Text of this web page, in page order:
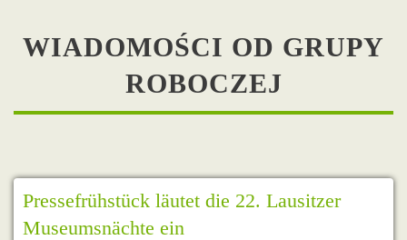
WIADOMOŚCI OD GRUPY
ROBOCZEJ
Pressefrühstück läutet die 22. Lausitzer
Museumsnächte ein